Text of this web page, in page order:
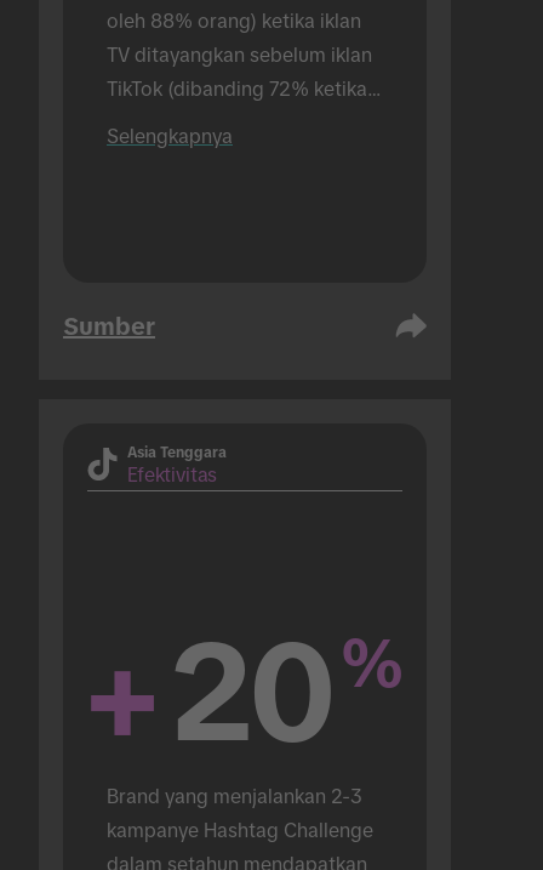
oleh 88% orang) ketika iklan
TV ditayangkan sebelum iklan
TikTok (dibanding 72% ketika
Selengkapnya
Sumber
Asia Tenggara
Efektivitas
+20%
Brand yang menjalankan 2-3
kampanye Hashtag Challenge
dalam setahun mendapatkan